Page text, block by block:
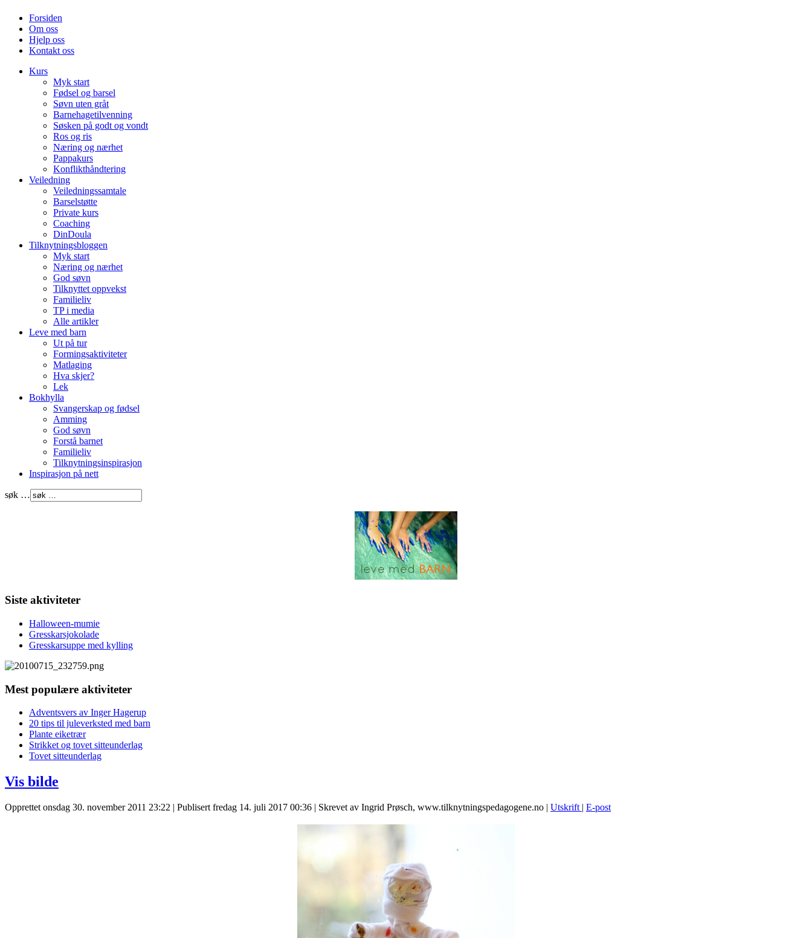
Forsiden
Om oss
Hjelp oss
Kontakt oss
Kurs
Myk start
Fødsel og barsel
Søvn uten gråt
Barnehagetilvenning
Søsken på godt og vondt
Ros og ris
Næring og nærhet
Pappakurs
Konflikthåndtering
Veiledning
Veiledningssamtale
Barselstøtte
Private kurs
Coaching
DinDoula
Tilknytningsbloggen
Myk start
Næring og nærhet
God søvn
Tilknyttet oppvekst
Familieliv
TP i media
Alle artikler
Leve med barn
Ut på tur
Formingsaktiviteter
Matlaging
Hva skjer?
Lek
Bokhylla
Svangerskap og fødsel
Amming
God søvn
Forstå barnet
Familieliv
Tilknytningsinspirasjon
Inspirasjon på nett
søk …
Siste aktiviteter
Halloween-mumie
Gresskarsjokolade
Gresskarsuppe med kylling
Mest populære aktiviteter
Adventsvers av Inger Hagerup
20 tips til juleverksted med barn
Plante eiketrær
Strikket og tovet sitteunderlag
Tovet sitteunderlag
Vis bilde
Opprettet onsdag 30. november 2011 23:22 | Publisert fredag 14. juli 2017 00:36 | Skrevet av Ingrid Prøsch, www.tilknytningspedagogene.no | Utskrift | E-post